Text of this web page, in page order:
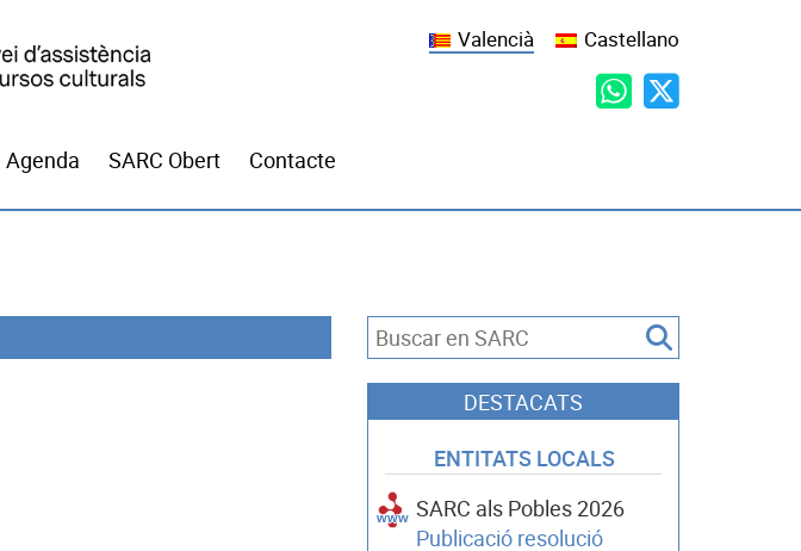
Valencià Castellano
Agenda SARC Obert Contacte
DESTACATS
ENTITATS LOCALS
SARC als Pobles 2026
Publicació resolució